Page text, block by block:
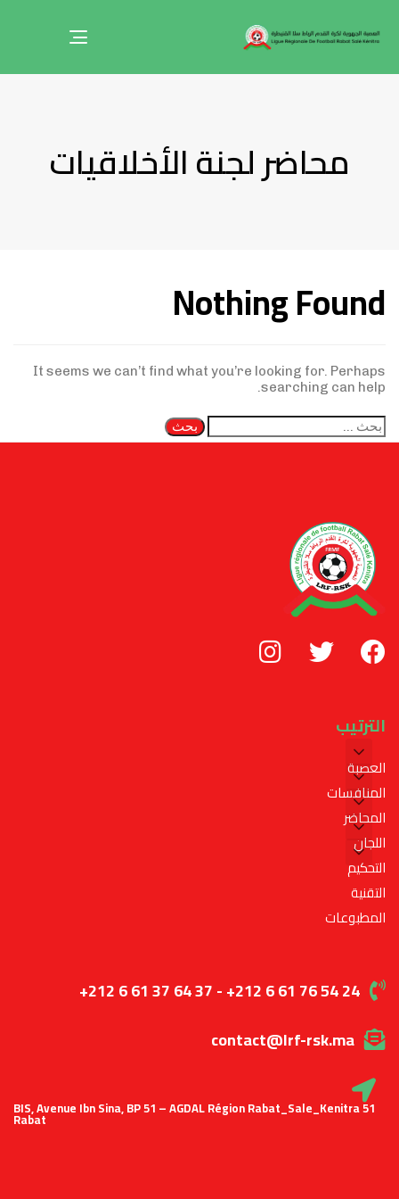
Toggle
محاضر لجنة الأخلاقيات
Nothing Found
It seems we can’t find what you’re looking for. Perhaps
searching can help.
الترتيب
العصبة
المنافسات
المحاضر
اللجان
التحكيم
التقنية
المطبوعات
+212 6 61 37 64 37 - +212 6 61 76 54 24
contact@lrf-rsk.ma
51 BIS, Avenue Ibn Sina, BP 51 – AGDAL Région Rabat_Sale_Kenitra
Rabat